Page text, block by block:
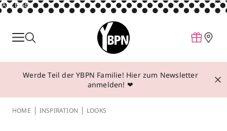
ANZEIGE
Parfum
Make-up
Behandlungen
Werde Teil der YBPN Familie! Hier zum Newsletter
anmelden! ❤
HOME INSPIRATION LOOKS